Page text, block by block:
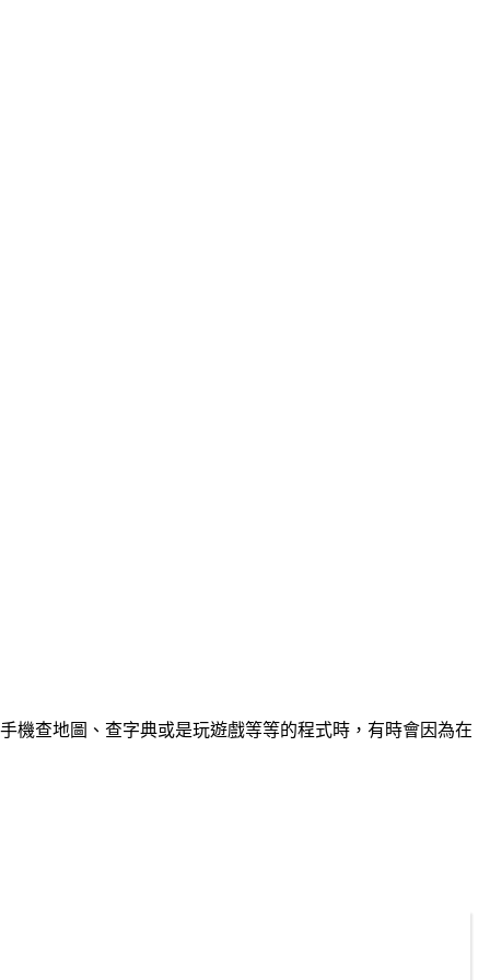
機查地圖、查字典或是玩遊戲等等的程式時，有時會因為在